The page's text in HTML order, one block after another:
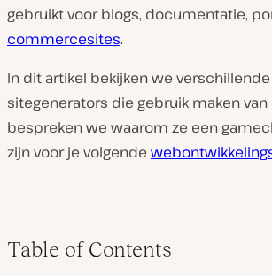
gebruikt voor blogs, documentatie,
commercesites.
In dit artikel bekijken we
sitegenerators die gebruik maken van
bespreken we waarom ze een
zijn voor je volgende
Table of Contents